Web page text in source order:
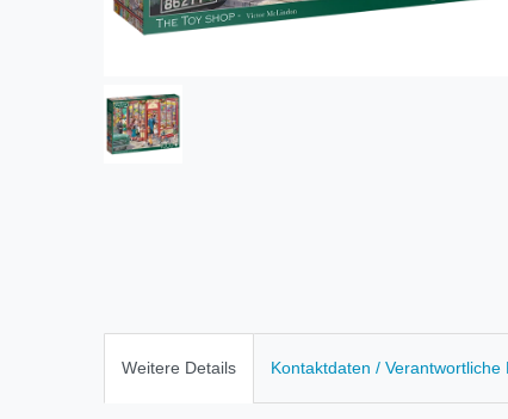
Weitere Details Kontaktdaten / Verantwortliche